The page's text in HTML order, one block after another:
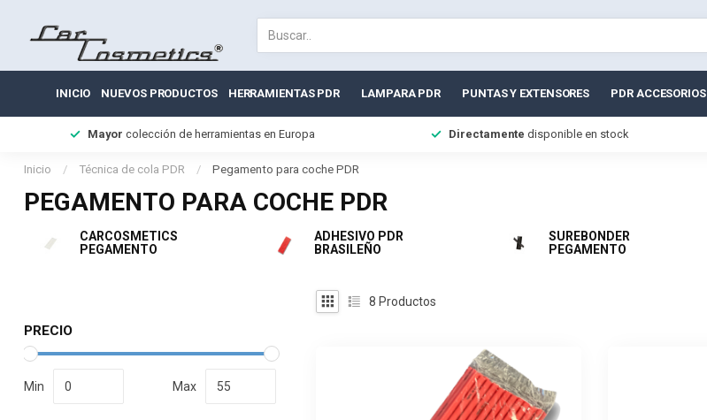
INICIO NUEVOS PRODUCTOS HERRAMIENTAS PDR LAMPARA PDR PUNTAS Y EXTENSORES PDR ACCESORIOS
Mayor colección de herramientas en Europa Directamente disponible en stock
Inicio / Técnica de cola PDR / Pegamento para coche PDR
PEGAMENTO PARA COCHE PDR
CARCOSMETICS
PEGAMENTO
ADHESIVO PDR
BRASILEÑO
SUREBONDER
PEGAMENTO
PRECIO
Min Max
8 Productos